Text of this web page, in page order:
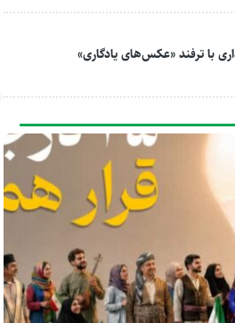
با ترفند «عکس‌های یادگاری»